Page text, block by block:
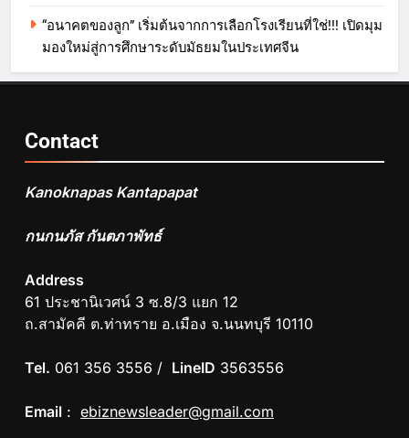
“อนาคตของลูก” เริ่มต้นจากการเลือกโรงเรียนที่ใช่!!! เปิดมุม
มองใหม่สู่การศึกษาระดับมัธยมในประเทศจีน
Contact
Kanoknapas Kantapapat
กนกนภัส กันตภาพัทธ์
Address
61 ประชานิเวศน์ 3 ซ.8/3 แยก 12
ถ.สามัคคี ต.ท่าทราย อ.เมือง จ.นนทบุรี 10110
Tel. 061 356 3556 / LineID 3563556
Email : ebiznewsleader@gmail.com